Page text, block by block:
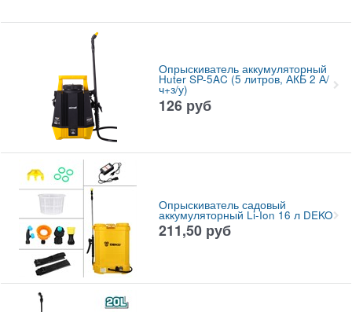
Опрыскиватель аккумуляторный
Huter SP-5AC (5 литров, АКБ 2 А/
ч+з/у)
126 руб
Опрыскиватель садовый
аккумуляторный Li-Ion 16 л DEKO
211,50 руб